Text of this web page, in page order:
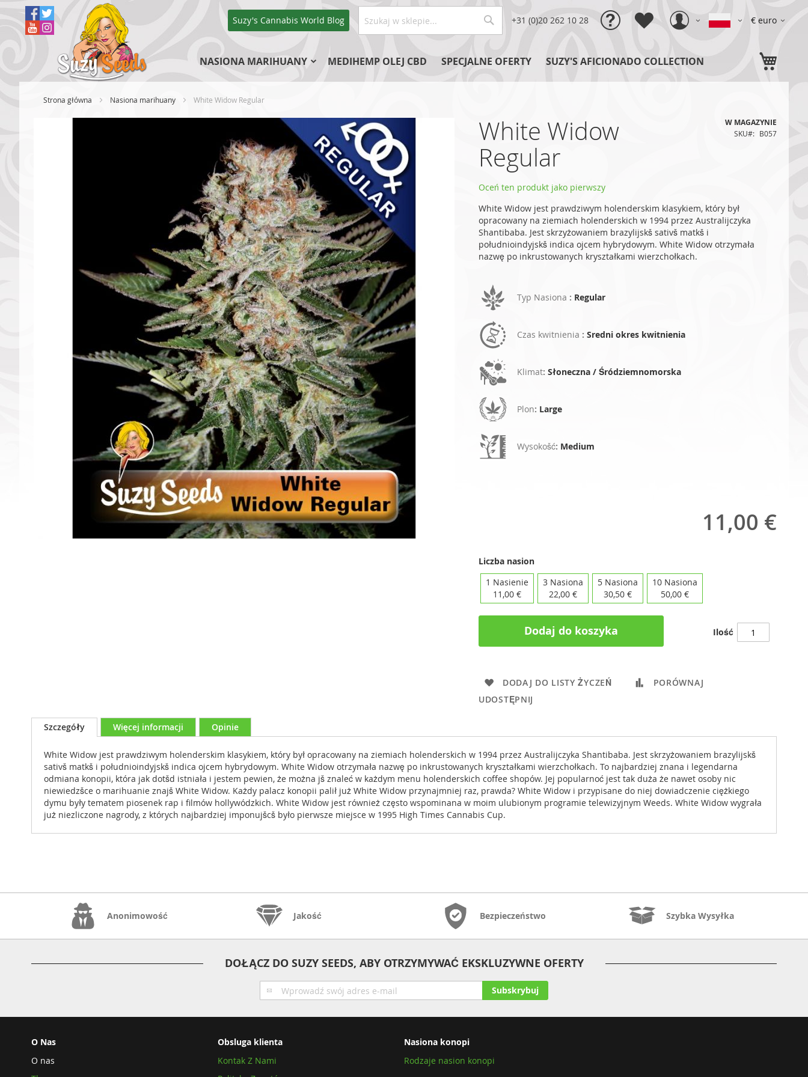
Przejdź
treści
€ euro
+31 (0)20 262 10 28
Szukaj
Suzy's Cannabis World Blog
NASIONA MARIHUANY MEDIHEMP OLEJ CBD SPECJALNE OFERTY SUZY'S AFICIONADO COLLECTION
Strona główna Nasiona marihuany White Widow Regular
White Widow
Regular
W MAGAZYNIE
SKU B057
Oceń ten produkt jako pierwszy
White Widow jest prawdziwym holenderskim klasykiem, który był
opracowany na ziemiach holenderskich w 1994 przez Australijczyka
Shantibaba. Jest skrzyżowaniem brazylijskš sativš matkš i
południoindyjskš indica ojcem hybrydowym. White Widow otrzymała
nazwę po inkrustowanych kryształkami wierzchołkach.
Typ Nasiona : Regular
Czas kwitnienia : Sredni okres kwitnienia
Klimat: Słoneczna / Śródziemnomorska
Plon: Large
Wysokošć: Medium
11,00 €
Liczba nasion
1 Nasienie
11,00 €
3 Nasiona
22,00 €
5 Nasiona
30,50 €
10 Nasiona
50,00 €
Ilość
Dodaj do koszyka
DODAJ DO LISTY ŻYCZEŃ
PORÓWNAJ
UDOSTĘPNIJ
Szczegóły
White Widow jest prawdziwym holenderskim klasykiem, który był opracowany na ziemiach holenderskich w 1994 przez Australijczyka Shantibaba. Jest skrzyżowaniem brazylijskš
sativš matkš i południoindyjskš indica ojcem hybrydowym. White Widow otrzymała nazwę po inkrustowanych kryształkami wierzchołkach. To najbardziej znana i legendarna
odmiana konopii, która jak dotšd istniała i jestem pewien, że można jš znaleć w każdym menu holenderskich coffee shopów. Jej popularnoć jest tak duża że nawet osoby nic
niewiedzšce o marihuanie znajš White Widow. Każdy palacz konopii palił już White Widow przynajmniej raz, prawda? White Widow i przypisane do niej dowiadczenie ciężkiego
dymu były tematem piosenek rap i filmów hollywódzkich. White Widow jest również często wspominana w moim ulubionym programie telewizyjnym Weeds. White Widow wygrała
już niezliczone nagrody, z których najbardziej imponujšcš było pierwsze miejsce w 1995 High Times Cannabis Cup.
Więcej informacji Opinie
Anonimowość Jakość Bezpieczeństwo Szybka Wysyłka
DOŁĄCZ DO SUZY SEEDS, ABY OTRZYMYWAĆ EKSKLUZYWNE OFERTY
Subskrybuj
nasz
Subskrybuj
O Nas
O nas
Obsluga klienta
Kontak Z Nami
Nasiona konopi
Rodzaje nasion konopi